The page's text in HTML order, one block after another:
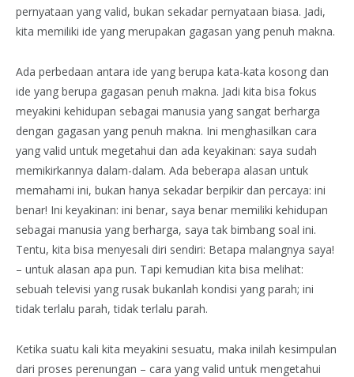
pernyataan yang valid, bukan sekadar pernyataan biasa. Jadi,
kita memiliki ide yang merupakan gagasan yang penuh makna.
Ada perbedaan antara ide yang berupa kata-kata kosong dan
ide yang berupa gagasan penuh makna. Jadi kita bisa fokus
meyakini kehidupan sebagai manusia yang sangat berharga
dengan gagasan yang penuh makna. Ini menghasilkan cara
yang valid untuk megetahui dan ada keyakinan: saya sudah
memikirkannya dalam-dalam. Ada beberapa alasan untuk
memahami ini, bukan hanya sekadar berpikir dan percaya: ini
benar! Ini keyakinan: ini benar, saya benar memiliki kehidupan
sebagai manusia yang berharga, saya tak bimbang soal ini.
Tentu, kita bisa menyesali diri sendiri: Betapa malangnya saya!
– untuk alasan apa pun. Tapi kemudian kita bisa melihat:
sebuah televisi yang rusak bukanlah kondisi yang parah; ini
tidak terlalu parah, tidak terlalu parah.
Ketika suatu kali kita meyakini sesuatu, maka inilah kesimpulan
dari proses perenungan – cara yang valid untuk mengetahui